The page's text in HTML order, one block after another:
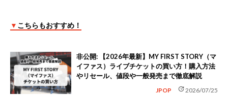
▼ こちらもおすすめ！
非公開: 【2026年最新】MY FIRST STORY（マ
イファス）ライブチケットの買い方！購入方法
やリセール、値段や一般発売まで徹底解説
JPOP update2026/07/25